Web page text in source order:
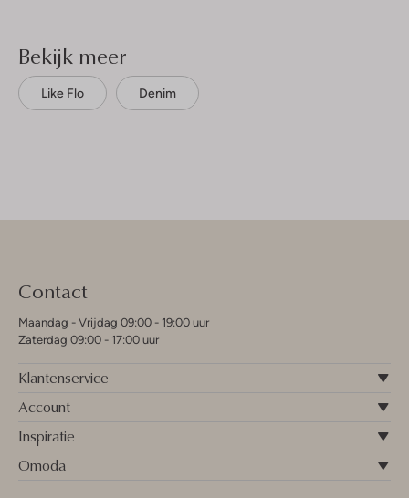
Bekijk meer
Like Flo Denim
Contact
Maandag - Vrijdag 09:00 - 19:00 uur
Zaterdag 09:00 - 17:00 uur
Klantenservice
Account
Inspiratie
Omoda